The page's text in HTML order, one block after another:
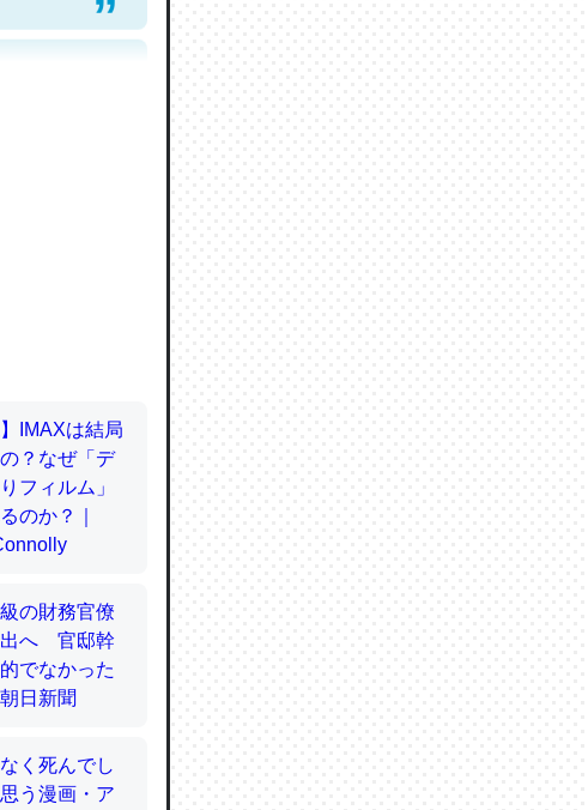
「ずっと前
るほど分かり
ウム分はエビ
仮説
抗してるので
ムを使わずキ